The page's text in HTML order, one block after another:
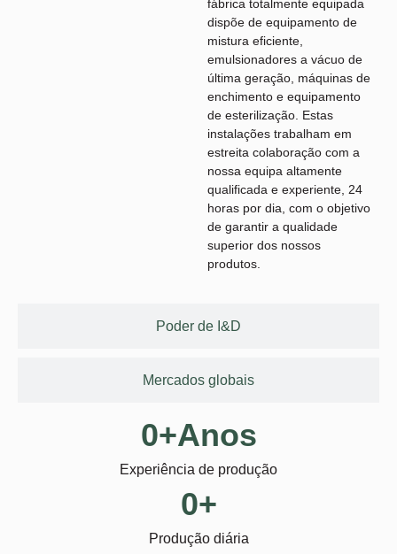
Poder de I&D
Mercados globais
fábrica totalmente equipada
dispõe de equipamento de
mistura eficiente,
emulsionadores a vácuo de
última geração, máquinas de
enchimento e equipamento
de esterilização. Estas
instalações trabalham em
estreita colaboração com a
nossa equipa altamente
qualificada e experiente, 24
horas por dia, com o objetivo
de garantir a qualidade
superior dos nossos
produtos.
Experiência de produção
0+Anos
Produção diária
0+